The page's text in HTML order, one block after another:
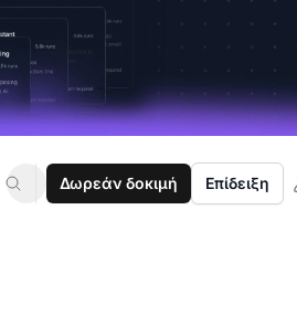
Δωρεάν δοκιμή Επίδειξη